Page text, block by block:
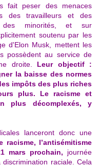
fait peser des menaces
des travailleurs et des
des minorités, et sur
soutenu par les
d'Elon Musk, mettent les
possèdent au service de
droite. Leur objectif :
la baisse des normes
impôts des plus riches
plus. Le racisme et
plus décomplexés, y
lanceront donc une
l’antisémitisme
mars prochain, journée
raciale. Cela